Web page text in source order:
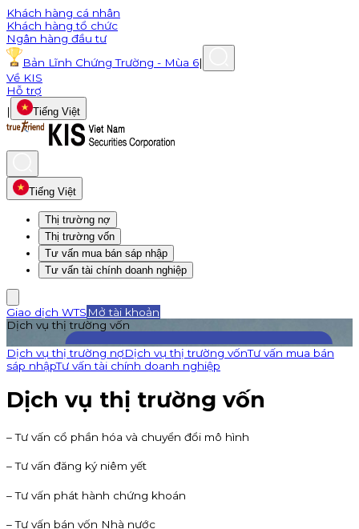
Khách hàng cá nhân
Khách hàng tổ chức
Ngân hàng đầu tư
Bản Lĩnh Chứng Trường - Mùa 6|
Về KIS
Hỗ trợ
|
Tiếng Việt
Tiếng Việt
Thị trường nợ
Thị trường vốn
Tư vấn mua bán sáp nhập
Tư vấn tài chính doanh nghiệp
Giao dịch WTS Mở tài khoản
Dịch vụ thị trường vốn
Dịch vụ thị trường nợDịch vụ thị trường vốnTư vấn mua bán
sáp nhậpTư vấn tài chính doanh nghiệp
Dịch vụ thị trường vốn
– Tư vấn cổ phần hóa và chuyển đổi mô hình
– Tư vấn đăng ký niêm yết
– Tư vấn phát hành chứng khoán
– Tư vấn bán vốn Nhà nước